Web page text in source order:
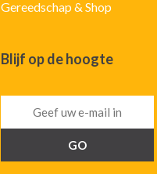
Gereedschap & Shop
Blijf op de hoogte